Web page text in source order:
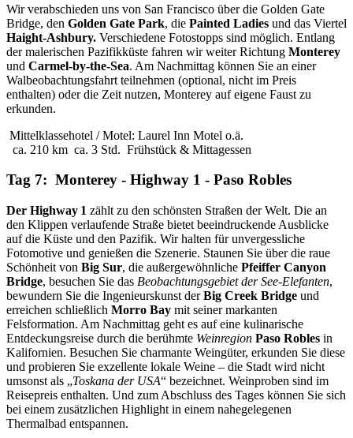
Wir verabschieden uns von San Francisco über die Golden Gate
Bridge, den Golden Gate Park, die Painted Ladies und das Viertel
Haight-Ashbury. Verschiedene Fotostopps sind möglich. Entlang
der malerischen Pazifikküste fahren wir weiter Richtung Monterey
und Carmel-by-the-Sea. Am Nachmittag können Sie an einer
Walbeobachtungsfahrt teilnehmen (optional, nicht im Preis
enthalten) oder die Zeit nutzen, Monterey auf eigene Faust zu
erkunden.
Mittelklassehotel / Motel: Laurel Inn Motel o.ä.
ca. 210 km ca. 3 Std. Frühstück & Mittagessen
Tag 7: Monterey - Highway 1 - Paso Robles
Der Highway 1 zählt zu den schönsten Straßen der Welt. Die an
den Klippen verlaufende Straße bietet beeindruckende Ausblicke
auf die Küste und den Pazifik. Wir halten für unvergessliche
Fotomotive und genießen die Szenerie. Staunen Sie über die raue
Schönheit von Big Sur, die außergewöhnliche Pfeiffer Canyon
Bridge, besuchen Sie das Beobachtungsgebiet der See-Elefanten,
bewundern Sie die Ingenieurskunst derBig Creek Bridge und
erreichen schließlich Morro Bay mit seiner markanten
Felsformation. Am Nachmittag geht es auf eine kulinarische
Entdeckungsreise durch die berühmte Weinregion Paso Robles in
Kalifornien. Besuchen Sie charmante Weingüter, erkunden Sie diese
und probieren Sie exzellente lokale Weine – die Stadt wird nicht
umsonst als „Toskana der USA“ bezeichnet. Weinproben sind im
Reisepreis enthalten. Und zum Abschluss des Tages können Sie sich
bei einem zusätzlichen Highlight in einem nahegelegenen
Thermalbad entspannen.